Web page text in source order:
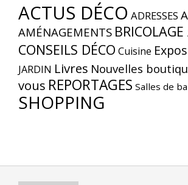
ACTUS DÉCO ADRESSES
AMÉNAGEMENTS
CONSEILS DÉCO Cuisine Expos
JARDIN Livres Nouvelles
vous REPORTAGES Salles de
SHOPPING